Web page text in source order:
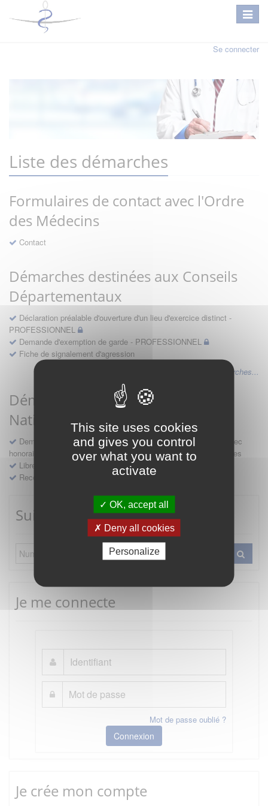
This site uses cookies
and gives you control
over what you want to
activate
OK, accept all
Deny all cookies
Personalize
Se connecter
Liste des démarches
Formulaires de contact avec l'Ordre
des Médecins
Contact
Démarches destinées aux Conseils
Départementaux
Déclaration préalable d'ouverture d'un lieu d'exercice distinct -
PROFESSIONNEL
Demande d'exemption de garde - PROFESSIONNEL
Fiche de signalement d'agression
Voir les autres démarches...
Démarches destinées au Conseil
National
Demande d'avis en hospitalité, en études, des conventions avec
honoraires et des demandes diverses formulées par les entreprises
Libre prestation de services
Recours
Suivre mes démarches
Je me connecte
Mot de passe oublié ?
Connexion
Je crée mon compte